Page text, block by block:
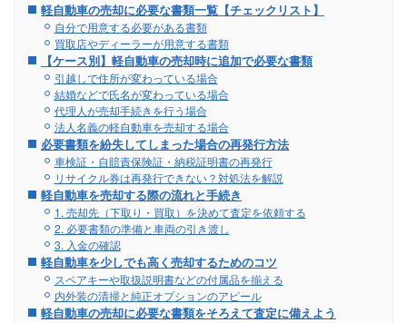
軽自動車の売却に必要な書類一覧【チェックリスト】
自分で用意する必要がある書類
買取店やディーラーが用意する書類
【ケース別】軽自動車の売却時に追加で必要な書類
引越しで住所が変わっている場合
結婚などで氏名が変わっている場合
代理人が売却手続きを行う場合
法人名義の軽自動車を売却する場合
必要書類を紛失してしまった場合の再発行方法
車検証・自賠責保険証・納税証明書の再発行
リサイクル券は再発行できない？対処法を解説
軽自動車を売却する際の流れと手続き
1. 売却先（下取り・買取）を決めて査定を依頼する
2. 必要書類の準備と車両の引き渡し
3. 入金の確認
軽自動車を少しでも高く売却するためのコツ
スペアキーや取扱説明書などの付属品を揃える
内外装の清掃と純正オプションのアピール
軽自動車の売却に必要な書類をそろえて査定に備えよう